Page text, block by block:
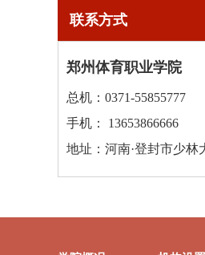
联系方式
郑州体育职业学院
总机：0371-55855777
手机： 13653866666
地址：河南·登封市少林